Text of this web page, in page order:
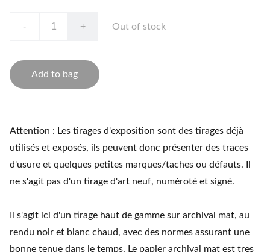
- + Out of stock
Add to bag
Attention : Les tirages d'exposition sont des tirages déjà
utilisés et exposés, ils peuvent donc présenter des traces
d'usure et quelques petites marques/taches ou défauts. Il
ne s'agit pas d'un tirage d'art neuf, numéroté et signé.
Il s'agit ici d'un tirage haut de gamme sur archival mat, au
rendu noir et blanc chaud, avec des normes assurant une
bonne tenue dans le temps. Le papier archival mat est tres